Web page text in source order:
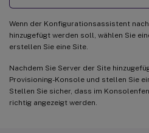
Wenn der Konfigurationsassistent
hinzugefügt werden soll, wählen Sie
erstellen Sie eine Site.
Nachdem Sie Server der Site
Provisioning-Konsole und stellen Sie
Stellen Sie sicher, dass im
richtig angezeigt werden.